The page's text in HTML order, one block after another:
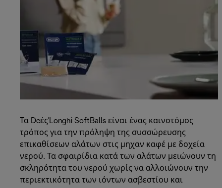
Τα Deές'Longhi SoftBalls είναι ένας καινοτόμος
τρόπος για την πρόληψη της συσσώρευσης
επικαθίσεων αλάτων στις μηχαν καφέ με δοχεία
νερού. Τα σφαιρίδια κατά των αλάτων μειώνουν τη
σκληρότητα του νερού χωρίς να αλλοιώνουν την
περιεκτικότητα των ιόντων ασβεστίου και